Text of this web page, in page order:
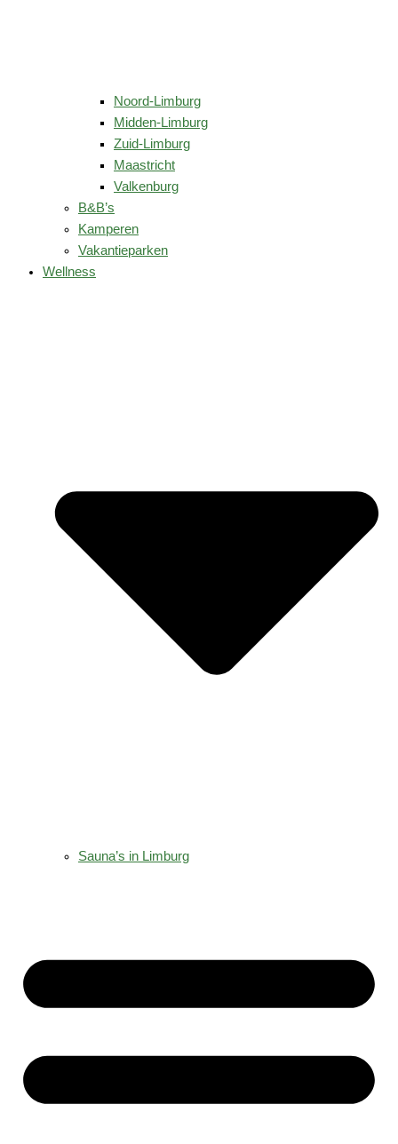
Noord-Limburg
Midden-Limburg
Zuid-Limburg
Maastricht
Valkenburg
B&B’s
Kamperen
Vakantieparken
Wellness
Sauna’s in Limburg